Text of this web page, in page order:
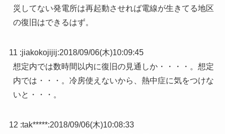
災してない発電所は再起動させれば電線が生きてる地区
の復旧はできるはず。
11 :jiakokojijij:2018/09/06(木)10:09:45
想定内では数時間以内に復旧の見通しか・・・・。想定
内では・・・。冷房使えないから、熱中症に気をつけな
いと・・・。
12 :tak*****:2018/09/06(木)10:08:33